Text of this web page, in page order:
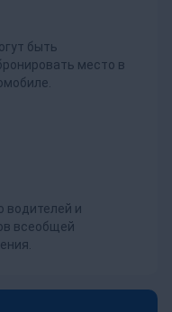
быть
место в
водителей и
всеобщей